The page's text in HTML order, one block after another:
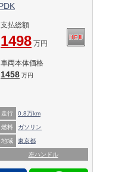
支払総額
1498 万円
車両本体価格
1458 万円
走行 0.8万km
燃料 ガソリン
地域 東京都
左ハンドル